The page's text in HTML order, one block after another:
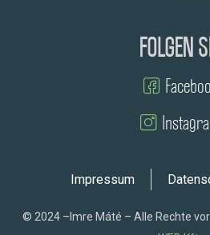
FOLGEN
Impressum
© 2024 –Imre Máté – Alle Rechte